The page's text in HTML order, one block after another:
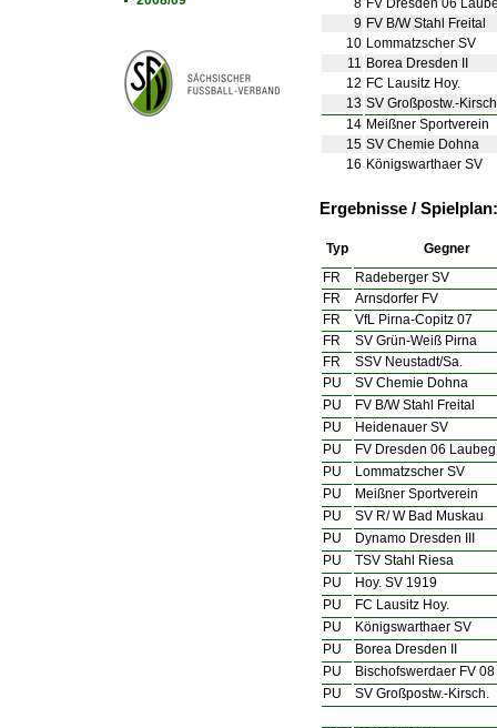
8 FV Dresden 06
9 FV B/W Stahl Freital
10 Lommatzscher SV
11 Borea Dresden II
12 FC Lausitz Hoy.
13 SV Großpostw.-
14 Meißner Sportverein
15 SV Chemie Dohna
16 Königswarthaer SV
Ergebnisse / Spielplan:
Typ
Gegner
FR
Radeberger SV
FR
Arnsdorfer FV
FR
VfL Pirna-Copitz 07
FR
SV Grün-Weiß Pirna
FR
SSV Neustadt/Sa.
PU
SV Chemie Dohna
PU
FV B/W Stahl Freital
PU
Heidenauer SV
PU
FV Dresden 06
PU
Lommatzscher SV
PU
Meißner Sportverein
PU
SV R/ W Bad Muskau
PU
Dynamo Dresden III
PU
TSV Stahl Riesa
PU
Hoy. SV 1919
PU
FC Lausitz Hoy.
PU
Königswarthaer SV
PU
Borea Dresden II
PU
Bischofswerdaer FV 08
PU
SV Großpostw.-Kirsch.